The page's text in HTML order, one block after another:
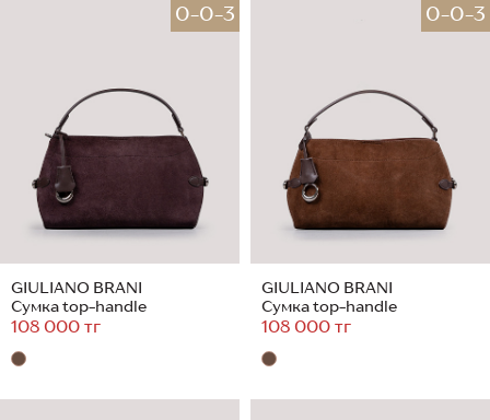
0-0-3
GIULIANO BRANI
Сумка top-handle
108 000 тг
0-0-3
GIULIANO BRANI
Сумка top-handle
108 000 тг